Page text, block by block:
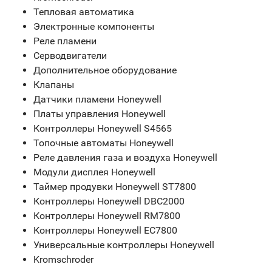
Тепловая автоматика
Электронные компоненты
Реле пламени
Серводвигатели
Дополнительное оборудование
Клапаны
Датчики пламени Honeywell
Платы управления Honeywell
Контроллеры Honeywell S4565
Топочные автоматы Honeywell
Реле давления газа и воздуха Honeywell
Модули дисплея Honeywell
Таймер продувки Honeywell ST7800
Контроллеры Honeywell DBC2000
Контроллеры Honeywell RM7800
Контроллеры Honeywell EC7800
Универсальные контроллеры Honeywell
Kromschroder